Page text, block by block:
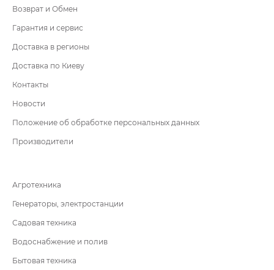
Возврат и Обмен
Гарантия и сервис
Доставка в регионы
Доставка по Киеву
Контакты
Новости
Положение об обработке персональных данных
Производители
Агротехника
Генераторы, электростанции
Садовая техника
Водоснабжение и полив
Бытовая техника